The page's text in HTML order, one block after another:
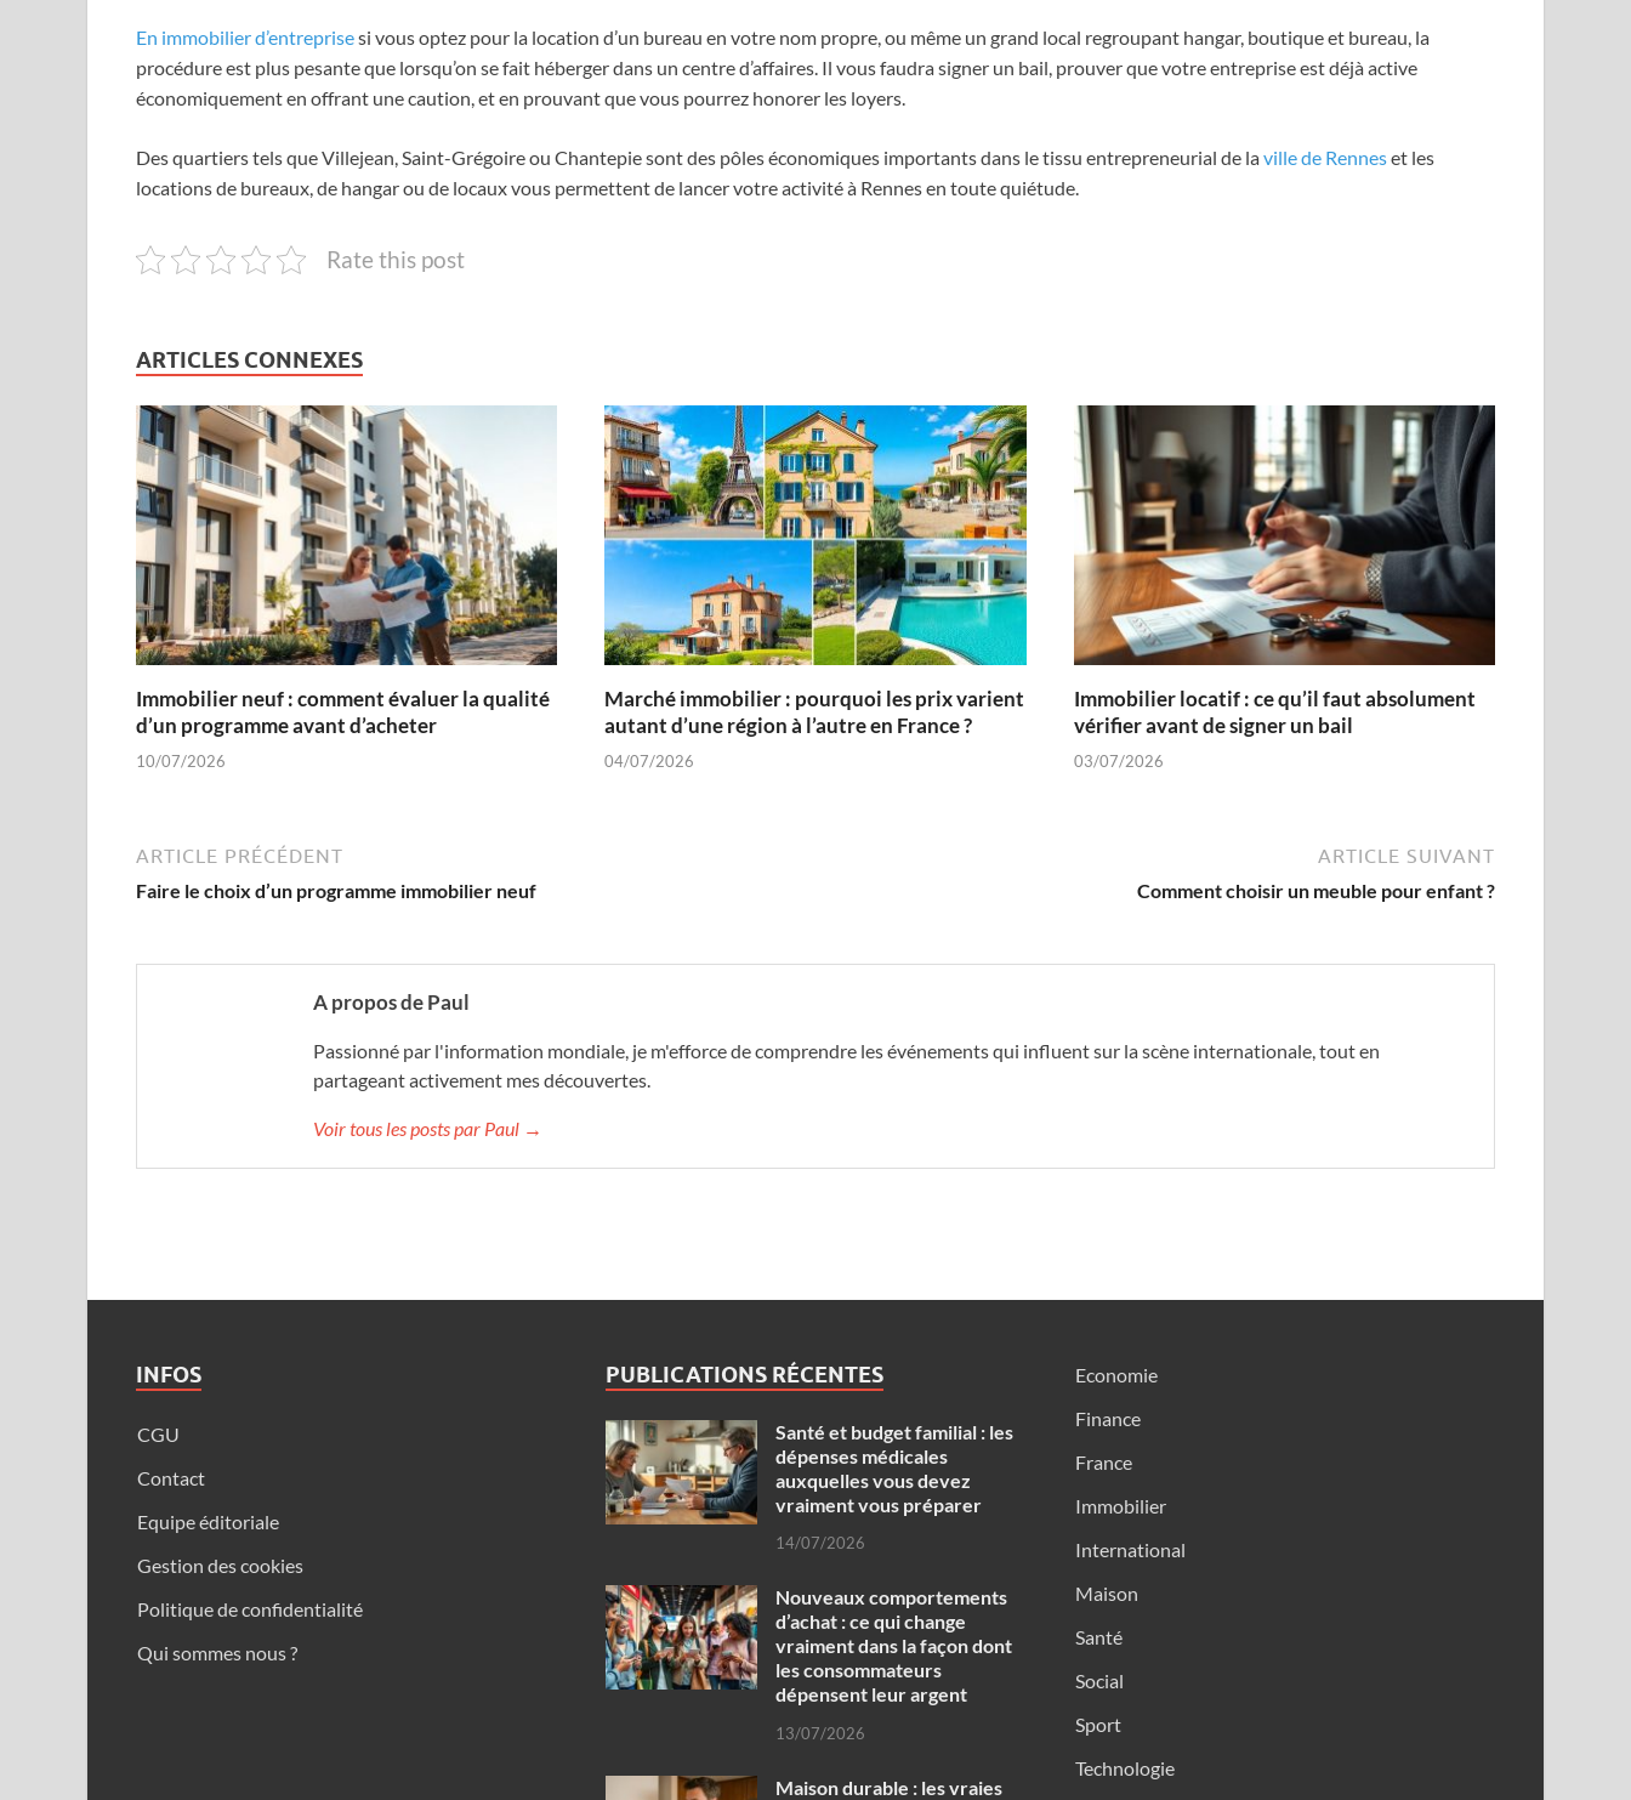
En immobilier d’entreprisesi vous optez pour la location d’un bureau en votre nom propre, ou même un grand local regroupant hangar, boutique et bureau, la
procédure est plus pesante que lorsqu’on se fait héberger dans un centre d’affaires. Il vous faudra signer un bail, prouver que votre entreprise est déjà active
économiquement en offrant une caution, et en prouvant que vous pourrez honorer les loyers.
Des quartiers tels que Villejean, Saint-Grégoire ou Chantepie sont des pôles économiques importants dans le tissu entrepreneurial de laville de Renneset les
locations de bureaux, de hangar ou de locaux vous permettent de lancer votre activité à Rennes en toute quiétude.
Rate this post
ARTICLES CONNEXES
Immobilier neuf : comment évaluer la qualité
d’un programme avant d’acheter
10/07/2026
Marché immobilier : pourquoi les prix varient
autant d’une région à l’autre en France ?
04/07/2026
Immobilier locatif : ce qu’il faut absolument
vérifier avant de signer un bail
03/07/2026
ARTICLE PRÉCÉDENT
Faire le choix d’un programme immobilier neuf
ARTICLE SUIVANT
Comment choisir un meuble pour enfant ?
A propos de Paul
Passionné par l'information mondiale, je m'efforce de comprendre les événements qui influent sur la scène internationale, tout en
partageant activement mes découvertes.
Voir tous les posts par Paul →
INFOS
CGU
Contact
Equipe éditoriale
Gestion des cookies
Politique de confidentialité
Qui sommes nous ?
PUBLICATIONS RÉCENTES
Santé et budget familial : les
dépenses médicales
auxquelles vous devez
vraiment vous préparer
14/07/2026
Nouveaux comportements
d’achat : ce qui change
vraiment dans la façon dont
les consommateurs
dépensent leur argent
13/07/2026
Maison durable : les vraies
Economie
Finance
France
Immobilier
International
Maison
Santé
Social
Sport
Technologie